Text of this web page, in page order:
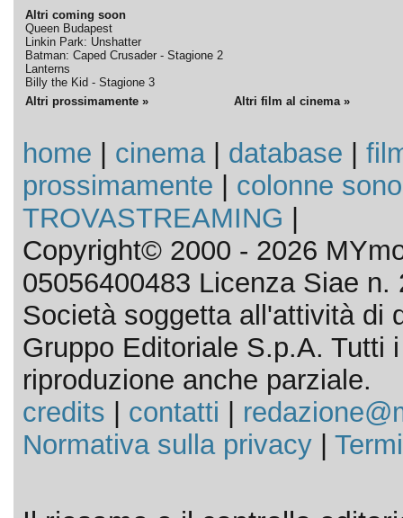
Altri coming soon
Queen Budapest
Linkin Park: Unshatter
Batman: Caped Crusader - Stagione 2
Lanterns
Billy the Kid - Stagione 3
Altri prossimamente » Altri film al cinema »
home cinema| database
prossimamente
colonne
TROVASTREAMING
Copyright© 2000 - 2026
05056400483 Licenza Siae n.
Società soggetta all'attività di
Gruppo Editoriale S.p.A. Tutti
riproduzione anche parziale.
credits
contatti
Normativa sulla privacy|